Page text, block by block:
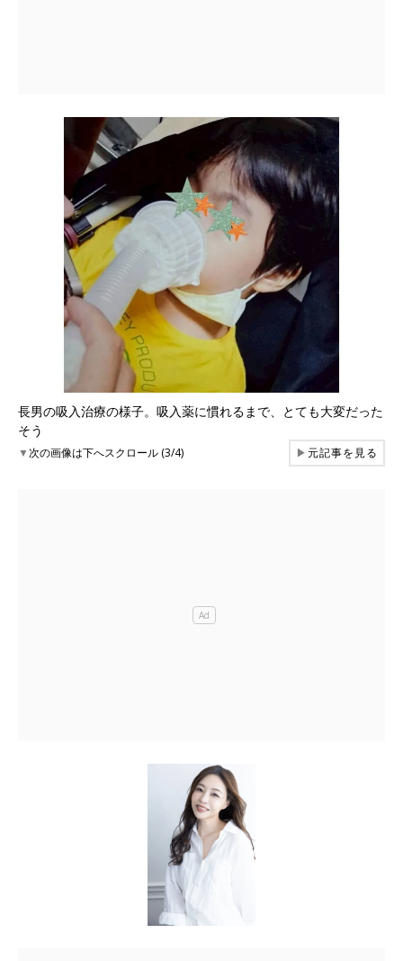
長男の吸入治療の様子。吸入薬に慣れるまで、とても大変だった
そう
▼次の画像は下へスクロール (3/4) ▶元記事を見る